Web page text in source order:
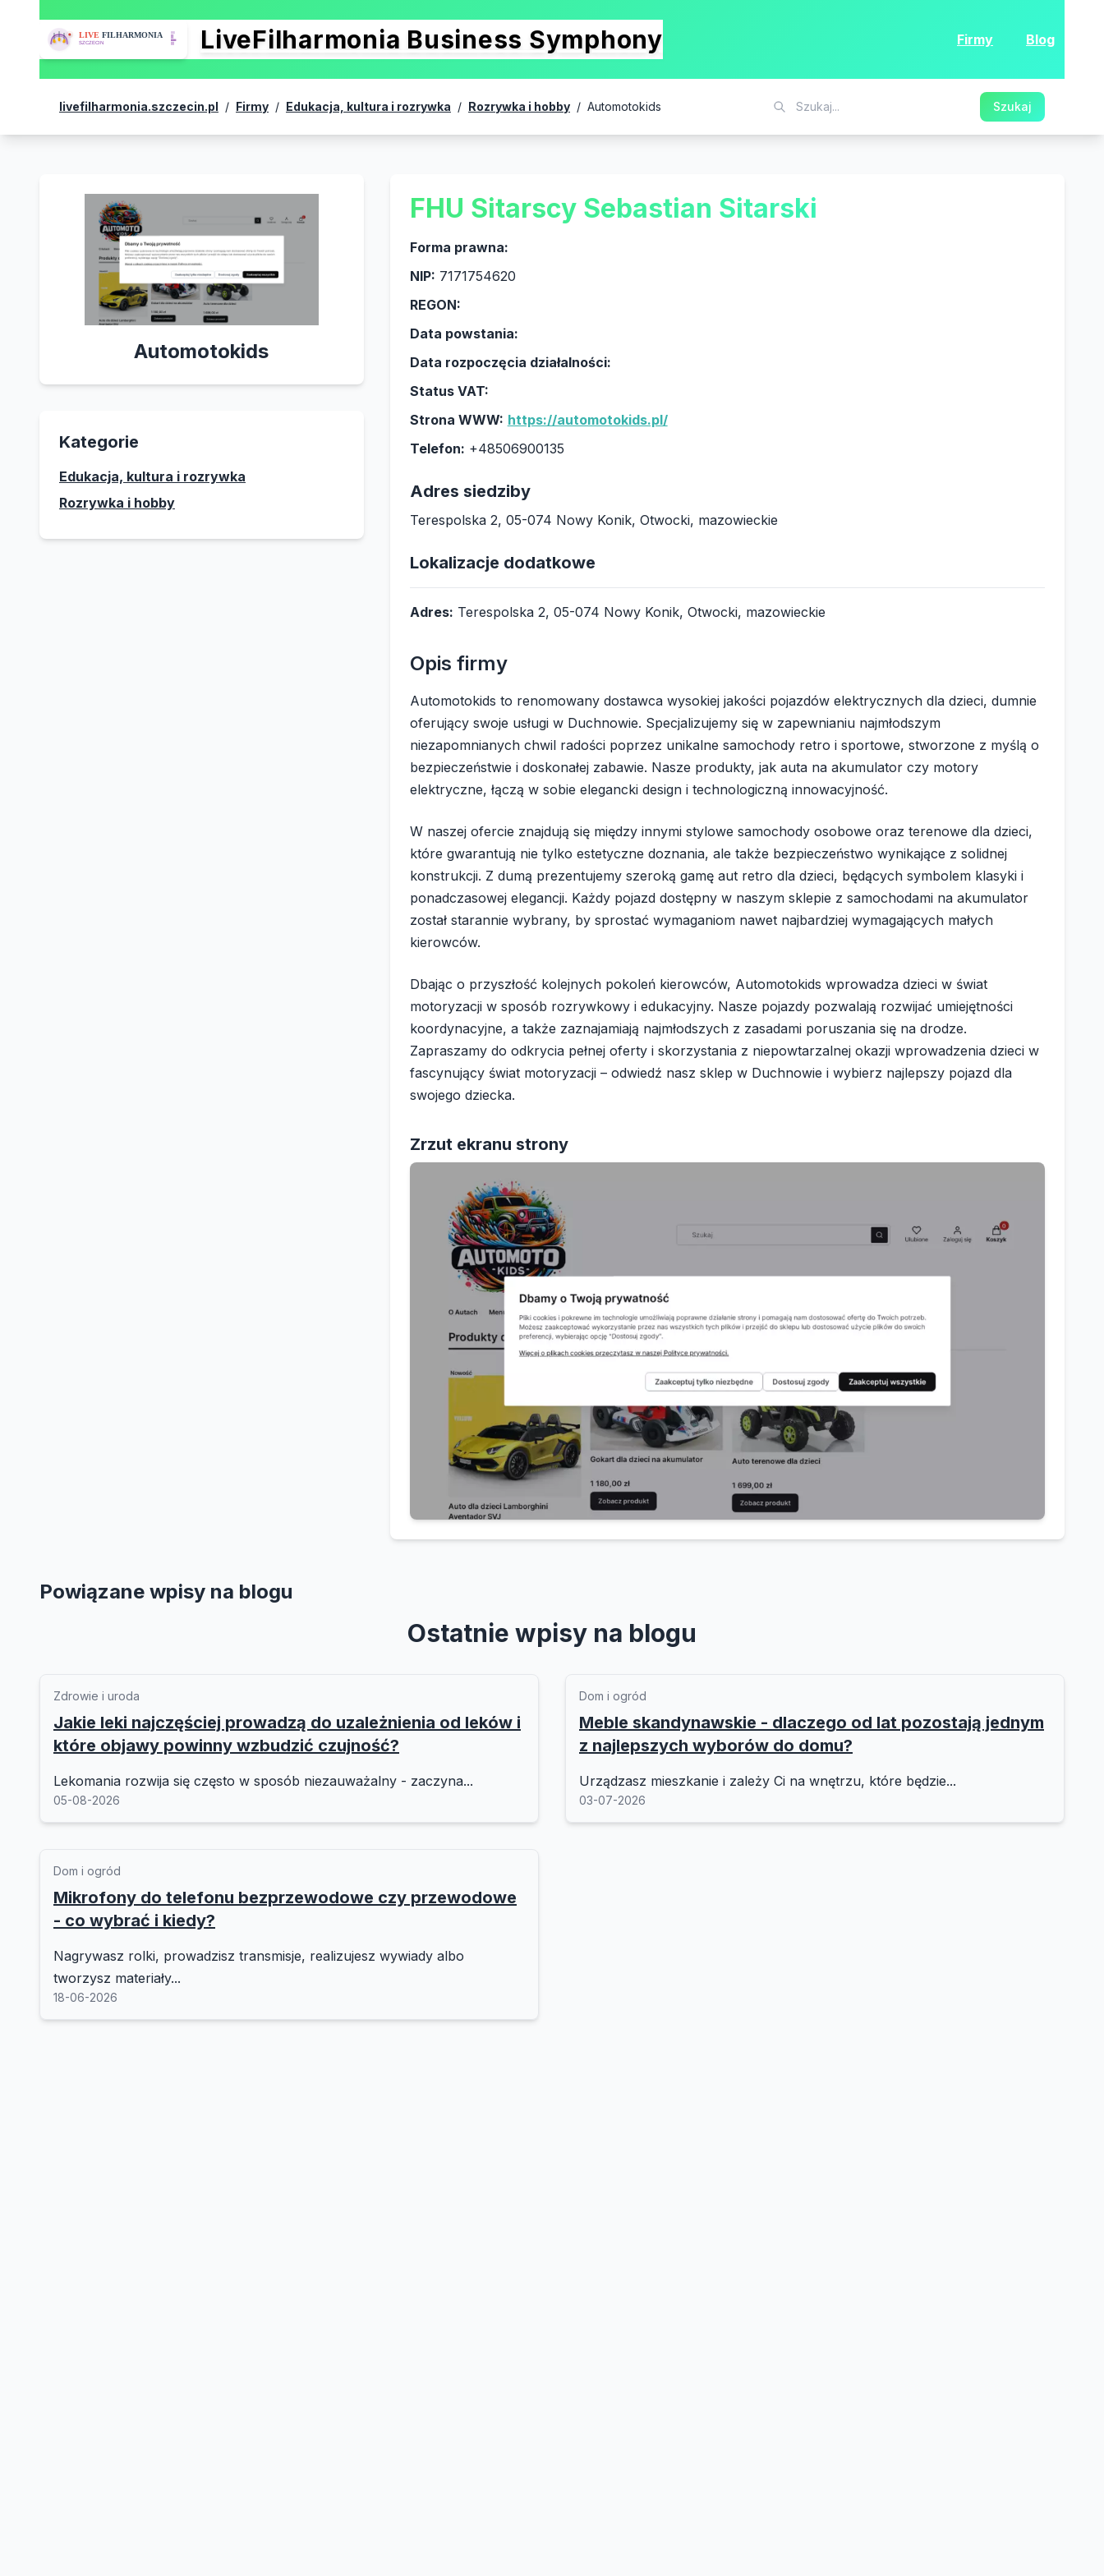
LiveFilharmonia Business Symphony Firmy Blog
livefilharmonia.szczecin.pl / Firmy / Edukacja, kultura i rozrywka / Rozrywka i hobby / Automotokids Szukaj
Automotokids
Kategorie
Edukacja, kultura i rozrywka
Rozrywka i hobby
FHU Sitarscy Sebastian Sitarski
Forma prawna:
NIP: 7171754620
REGON:
Data powstania:
Data rozpoczęcia działalności:
Status VAT:
Strona WWW: https://automotokids.pl/
Telefon: +48506900135
Adres siedziby
Terespolska 2, 05-074 Nowy Konik, Otwocki, mazowieckie
Lokalizacje dodatkowe
Adres: Terespolska 2, 05-074 Nowy Konik, Otwocki, mazowieckie
Opis firmy
Automotokids to renomowany dostawca wysokiej jakości pojazdów elektrycznych dla dzieci, dumnie
oferujący swoje usługi w Duchnowie. Specjalizujemy się w zapewnianiu najmłodszym
niezapomnianych chwil radości poprzez unikalne samochody retro i sportowe, stworzone z myślą o
bezpieczeństwie i doskonałej zabawie. Nasze produkty, jak auta na akumulator czy motory
elektryczne, łączą w sobie elegancki design i technologiczną innowacyjność.
W naszej ofercie znajdują się między innymi stylowe samochody osobowe oraz terenowe dla dzieci,
które gwarantują nie tylko estetyczne doznania, ale także bezpieczeństwo wynikające z solidnej
konstrukcji. Z dumą prezentujemy szeroką gamę aut retro dla dzieci, będących symbolem klasyki i
ponadczasowej elegancji. Każdy pojazd dostępny w naszym sklepie z samochodami na akumulator
został starannie wybrany, by sprostać wymaganiom nawet najbardziej wymagających małych
kierowców.
Dbając o przyszłość kolejnych pokoleń kierowców, Automotokids wprowadza dzieci w świat
motoryzacji w sposób rozrywkowy i edukacyjny. Nasze pojazdy pozwalają rozwijać umiejętności
koordynacyjne, a także zaznajamiają najmłodszych z zasadami poruszania się na drodze.
Zapraszamy do odkrycia pełnej oferty i skorzystania z niepowtarzalnej okazji wprowadzenia dzieci w
fascynujący świat motoryzacji – odwiedź nasz sklep w Duchnowie i wybierz najlepszy pojazd dla
swojego dziecka.
Zrzut ekranu strony
Powiązane wpisy na blogu
Ostatnie wpisy na blogu
Zdrowie i uroda
Jakie leki najczęściej prowadzą do uzależnienia od leków i
które objawy powinny wzbudzić czujność?
Lekomania rozwija się często w sposób niezauważalny - zaczyna...
05-08-2026
Dom i ogród
Meble skandynawskie - dlaczego od lat pozostają jednym
z najlepszych wyborów do domu?
Urządzasz mieszkanie i zależy Ci na wnętrzu, które będzie...
03-07-2026
Dom i ogród
Mikrofony do telefonu bezprzewodowe czy przewodowe
- co wybrać i kiedy?
Nagrywasz rolki, prowadzisz transmisje, realizujesz wywiady albo
tworzysz materiały...
18-06-2026